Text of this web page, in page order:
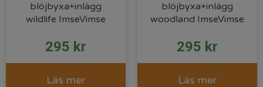
blöjbyxa+inlägg
wildlife ImseVimse
295 kr
Läs mer
blöjbyxa+inlägg
woodland ImseVimse
295 kr
Läs mer